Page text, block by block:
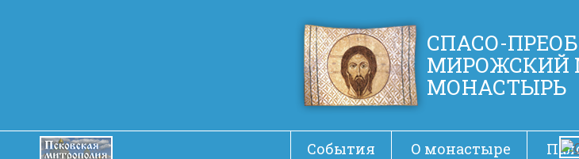
СПАСО-
МИРОЖСКИЙ
МОНАСТЫРЬ
События О монастыре